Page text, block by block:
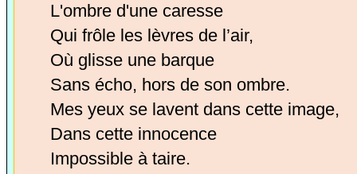
L'ombre d'une caresse
Qui frôle les lèvres de l’air,
Où glisse une barque
Sans écho, hors de son ombre.
Mes yeux se lavent dans cette image,
Dans cette innocence
Impossible à taire.